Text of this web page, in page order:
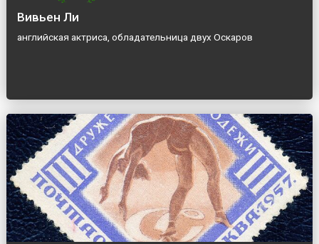
Вивьен Ли
английская актриса, обладательница двух Оскаров